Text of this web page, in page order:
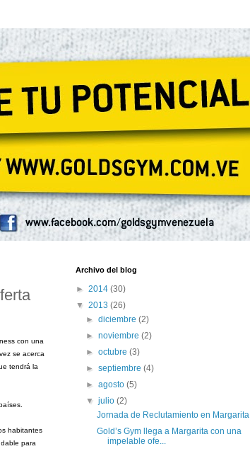
con una
se acerca
tendrá la
habitantes
para
Archivo del blog
► 2014 (30)
▼ 2013 (26)
►diciembre(2)
►noviembre(2)
►octubre(3)
►septiembre(4)
►agosto(5)
▼julio(2)
Jornada de Reclutamiento en Margarita
Gold’s Gym llega a Margarita con una
impelable ofe...